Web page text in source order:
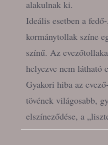
alakulnak ki.
Ideális esetben a
kormánytollak színe
színű. Az
helyezve nem látható
Gyakori hiba az
tövének világosabb,
elszíneződése, a